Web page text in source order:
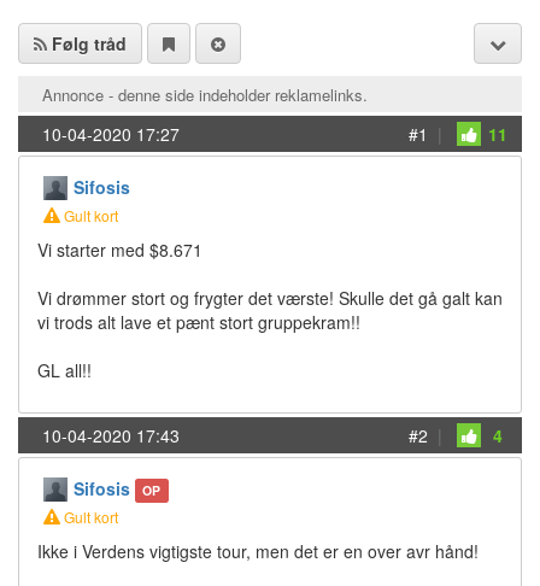
Følg tråd
Annonce - denne side indeholder reklamelinks.
10-04-2020 17:27 #1 | 11
Sifosis
Gult kort
Vi starter med $8.671
Vi drømmer stort og frygter det værste! Skulle det gå galt kan
vi trods alt lave et pænt stort gruppekram!!
GL all!!
10-04-2020 17:43 #2 | 4
Sifosis OP
Gult kort
Ikke i Verdens vigtigste tour, men det er en over avr hånd!